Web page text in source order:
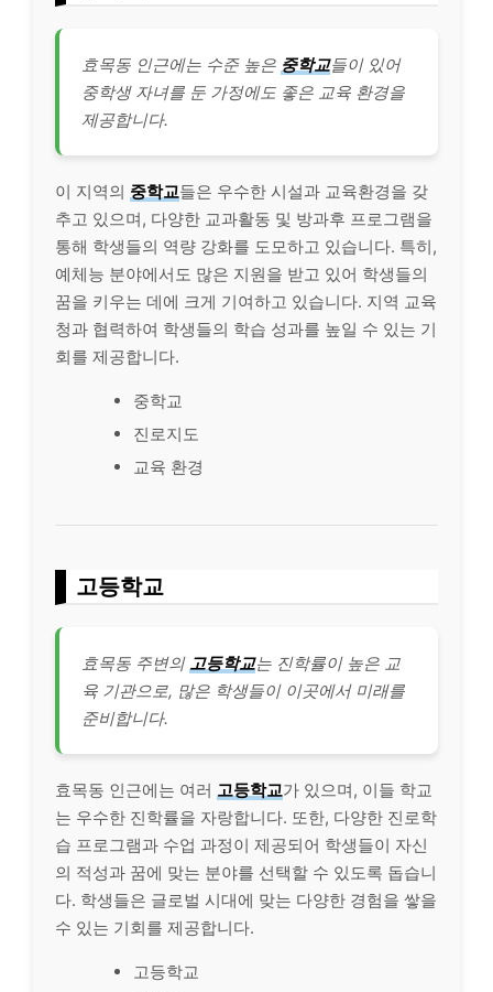
효목동 인근에는 수준 높은 중학교들이 있어
중학생 자녀를 둔 가정에도 좋은 교육 환경을
제공합니다.
이 지역의 중학교들은 우수한 시설과 교육환경을 갖
추고 있으며, 다양한 교과활동 및 방과후 프로그램을
통해 학생들의 역량 강화를 도모하고 있습니다. 특히,
예체능 분야에서도 많은 지원을 받고 있어 학생들의
꿈을 키우는 데에 크게 기여하고 있습니다. 지역 교육
청과 협력하여 학생들의 학습 성과를 높일 수 있는 기
회를 제공합니다.
중학교
진로지도
교육 환경
고등학교
효목동 주변의 고등학교는 진학률이 높은 교
육 기관으로, 많은 학생들이 이곳에서 미래를
준비합니다.
효목동 인근에는 여러 고등학교가 있으며, 이들 학교
는 우수한 진학률을 자랑합니다. 또한, 다양한 진로학
습 프로그램과 수업 과정이 제공되어 학생들이 자신
의 적성과 꿈에 맞는 분야를 선택할 수 있도록 돕습니
다. 학생들은 글로벌 시대에 맞는 다양한 경험을 쌓을
수 있는 기회를 제공합니다.
고등학교